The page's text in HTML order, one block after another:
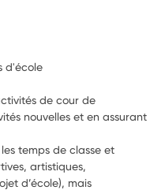
d'école
de cour de
nouvelles et en assurant
temps de classe et
artistiques,
d’école), mais